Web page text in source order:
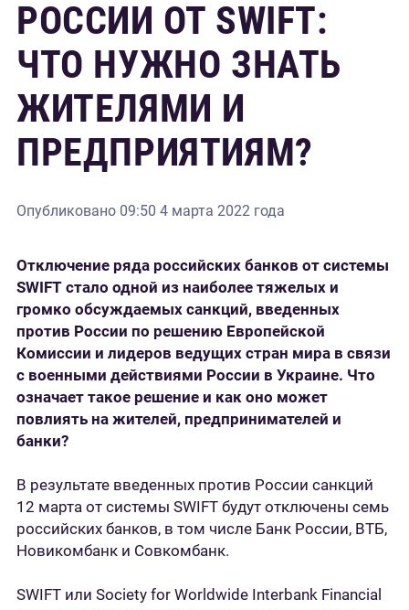
РОССИИ ОТ SWIFT:
ЧТО НУЖНО ЗНАТЬ
ЖИТЕЛЯМИ И
ПРЕДПРИЯТИЯМ?
Опубликовано 09:50 4 марта 2022 года
Отключение ряда российских банков от системы
SWIFT стало одной из наиболее тяжелых и
громко обсуждаемых санкций, введенных
против России по решению Европейской
Комиссии и лидеров ведущих стран мира в связи
с военными действиями России в Украине. Что
означает такое решение и как оно может
повлиять на жителей, предпринимателей и
банки?
В результате введенных против России санкций
12 марта от системы SWIFT будут отключены семь
российских банков, в том числе Банк России, ВТБ,
Новикомбанк и Совкомбанк.
SWIFT или Society for Worldwide Interbank Financial